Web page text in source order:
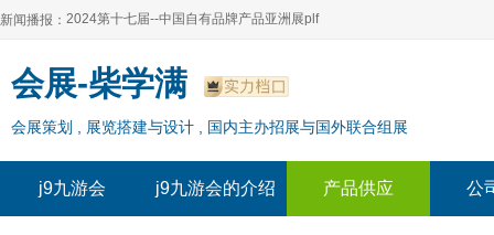
新闻播报：
2024上海自有品牌展--百货展|食品展 零售展|oem展
2024全球自有--品牌产品亚洲展（plf）
2024上海自有品牌展--2024上海oem 贴牌代加工展
2024第十七届--中国自有品牌产品亚洲展plf
2024全球自有--品牌产品亚洲展（plf）
2024年上海--第17届自有品牌展
会展-柴学满
会展策划 , 展览搭建与设计 , 国内主办招展与国外联合组展
j9九游会 j9九游会的介绍 产品供应 公